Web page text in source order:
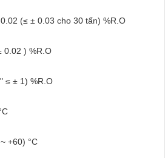
(≤ ± 0.03 cho 30 tấn) %R.O
0.02 ) %R.O
≤ ± 1) %R.O
+60) °C